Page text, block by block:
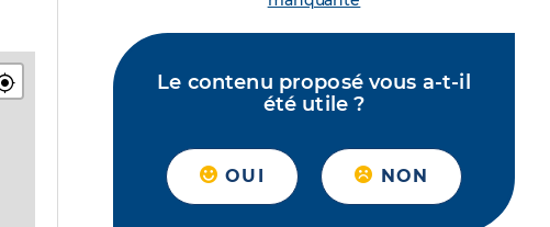
Le contenu proposé vous a-t-il
été utile ?
OUI NON